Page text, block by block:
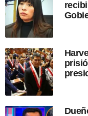
d
e
u
b
l
c